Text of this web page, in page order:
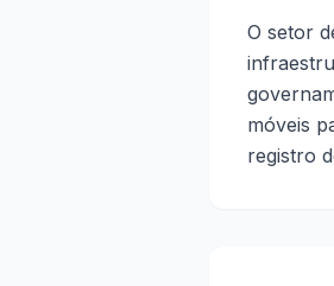
O setor
móveis
registro